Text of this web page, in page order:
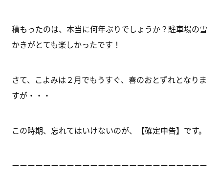
積もったのは、本当に何年ぶりでしょうか？駐車場の雪
かきがとても楽しかったです！
さて、こよみは２月でもうすぐ、春のおとずれとなりま
すが・・・
この時期、忘れてはいけないのが、【確定申告】です。
ーーーーーーーーーーーーーーーーーーーーーーーーー